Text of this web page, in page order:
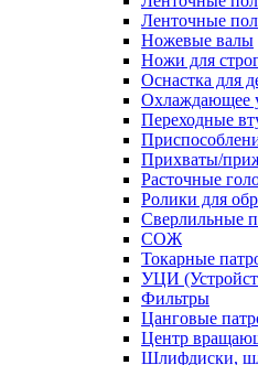
Ленточные
Ножевые валы
Ножи для
Оснастка для
Охлаждающее
Переходные
Прихваты/
Расточные
Ролики для
Сверлильные
СОЖ
Токарные
УЦИ
Фильтры
Цанговые
Центр
Шлифдиски,